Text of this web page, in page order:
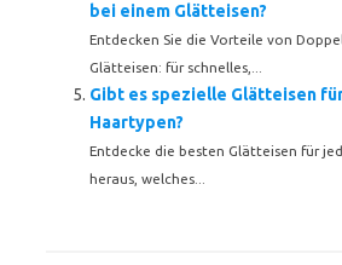
bei einem Glätteisen?
Entdecken Sie die Vorteile von
Glätteisen: für schnelles,...
Gibt es spezielle Glätteisen
Haartypen?
Entdecke die besten Glätteisen für
heraus, welches...